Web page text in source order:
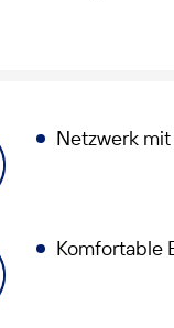
Netzwerk mit
Komfortable